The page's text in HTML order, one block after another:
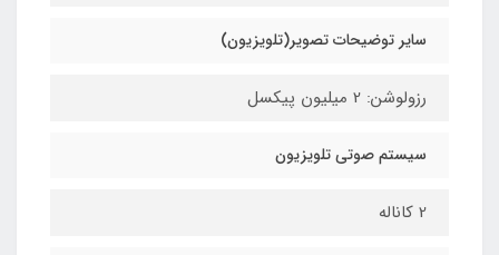
سایر توضیحات تصویر(تلویزیون)
رزولوشن: 2 میلیون پیکسل
سیستم صوتی تلویزیون
2 کاناله